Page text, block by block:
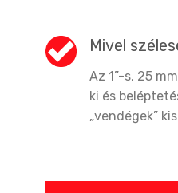
Mivel
Az 1”-s, 25
ki és
„vendégek”